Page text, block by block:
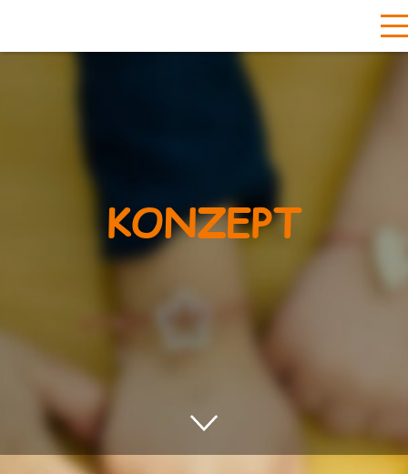
KONZEPT